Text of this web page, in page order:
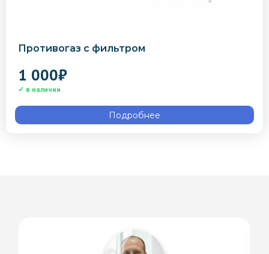
Противогаз с фильтром
1 000₽
Подробнее